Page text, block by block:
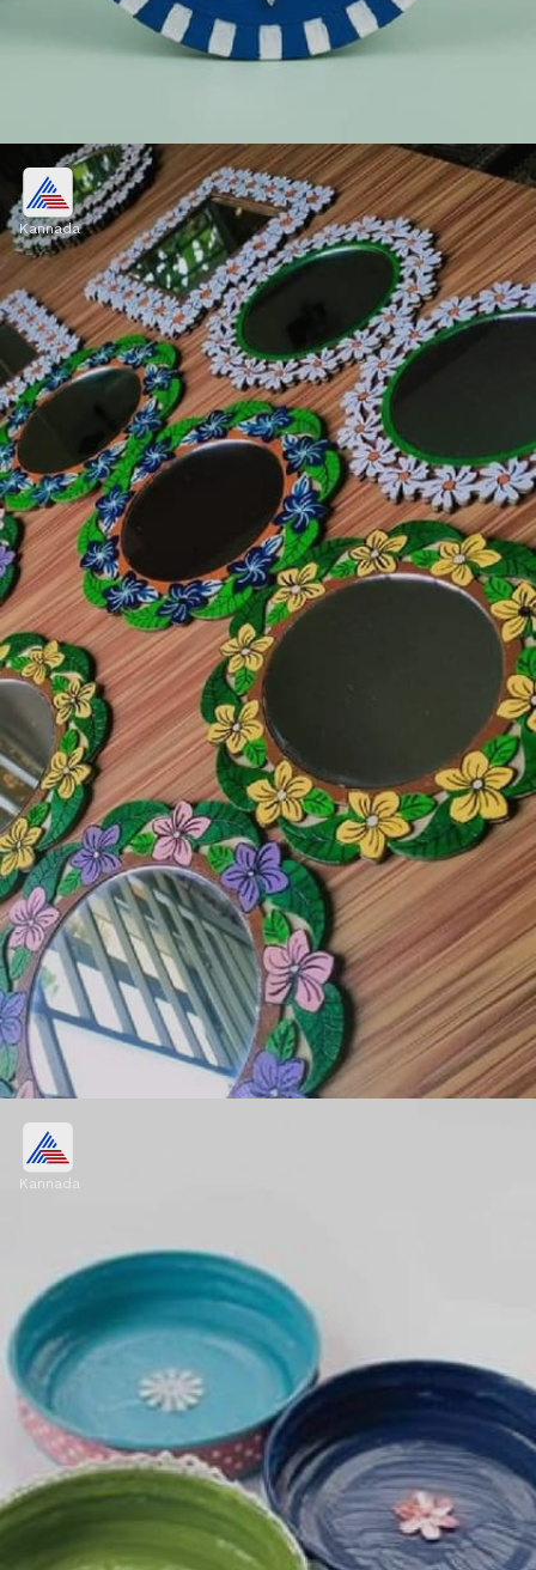
ಕೀ ರಿಂಗ್ ತಯಾರಿಸಿ
ಸಾಮಾನ್ಯವಾಗಿ ಚಟ್ನಿ ಜೊತೆ ಬರುವ ಚಿಕ್ಕ ಡಬ್ಬದ
ಮುಚ್ಚಳವನ್ನು ಬಳಸಿ. ಅದರ ಮೇಲೆ ಕನ್ನಡಿ ವರ್ಕ್ ಅಥವಾ
ಸೀಕ್ವೆನ್ (sequin) ಬಳಸಿ ಆಕರ್ಷಕ ಕೀ ರಿಂಗ್
ತಯಾರಿಸಬಹುದು.
Image credits: PINTEREST
Kannada
ಪ್ಲಾಸ್ಟಿಕ್ ಮುಚ್ಚಳಗಳನ್ನು ಬಳಸಿ ಕನ್ನಡಿಗೆ ಸುಂದರವಾದ
ಕಾರ್ಡ್‌ಬೋರ್ಡ್‌ನಿಂದ ಹೂವಿನ ಆಕಾರ ಕತ್ತರಿಸಿ ಅಂಟಿಸಿ.
ಮನೆಯಲ್ಲೇ ಸುಲಭವಾಗಿ ಕನ್ನಡಿ ಫ್ರೇಮ್ ರೆಡಿ
ಮಾಡಬಹುದು.
Image credits: PINTEREST
Kannada